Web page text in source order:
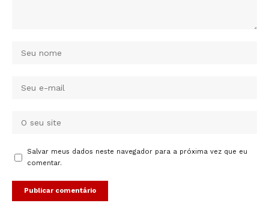
Salvar meus dados neste navegador para a próxima vez que eu
comentar.